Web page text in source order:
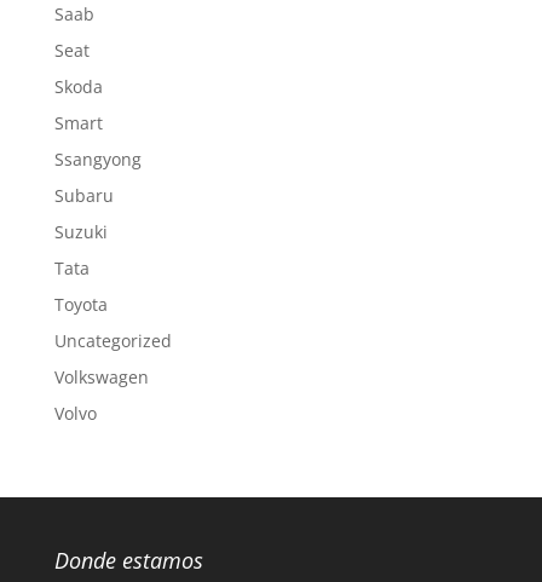
Saab
Seat
Skoda
Smart
Ssangyong
Subaru
Suzuki
Tata
Toyota
Uncategorized
Volkswagen
Volvo
Donde estamos